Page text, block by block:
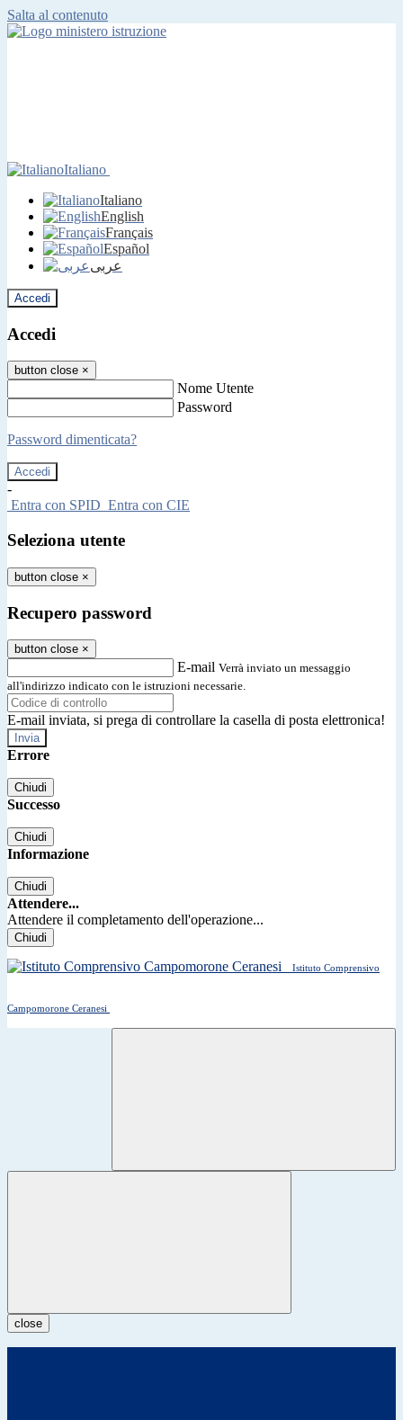
Salta al contenuto
Italiano
Italiano
English
Français
Español
عربى
Accedi
Accedi
button close ×
Nome Utente
Password
Password dimenticata?
-
Entra con SPID Entra con CIE
Seleziona utente
button close ×
Recupero password
button close ×
E-mail Verrà inviato un messaggio
all'indirizzo indicato con le istruzioni necessarie.
E-mail inviata, si prega di controllare la casella di posta elettronica!
Errore
Chiudi
Successo
Chiudi
Informazione
Chiudi
Attendere...
Attendere il completamento dell'operazione...
Chiudi
Istituto Comprensivo
Campomorone Ceranesi
close